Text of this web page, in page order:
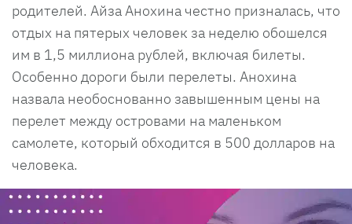
родителей. Айза Анохина честно призналась, что
отдых на пятерых человек за неделю обошелся
им в 1,5 миллиона рублей, включая билеты.
Особенно дороги были перелеты. Анохина
назвала необоснованно завышенным цены на
перелет между островами на маленьком
самолете, который обходится в 500 долларов на
человека.